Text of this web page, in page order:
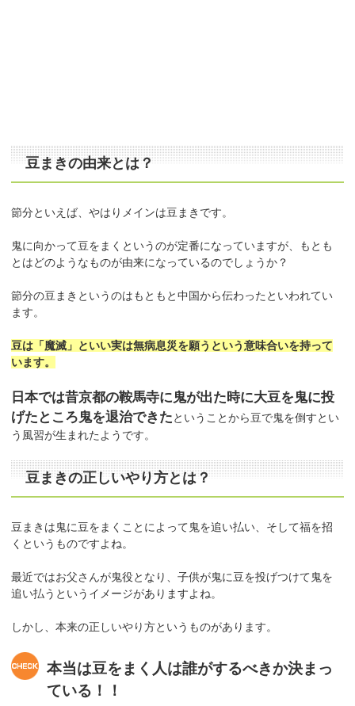
豆まきの由来とは？
節分といえば、やはりメインは豆まきです。
鬼に向かって豆をまくというのが定番になっていますが、もとも
とはどのようなものが由来になっているのでしょうか？
節分の豆まきというのはもともと中国から伝わったといわれてい
ます。
豆は「魔滅」といい実は無病息災を願うという意味合いを持って
います。
日本では昔京都の鞍馬寺に鬼が出た時に大豆を鬼に投
げたところ鬼を退治できたということから豆で鬼を倒すとい
う風習が生まれたようです。
豆まきの正しいやり方とは？
豆まきは鬼に豆をまくことによって鬼を追い払い、そして福を招
くというものですよね。
最近ではお父さんが鬼役となり、子供が鬼に豆を投げつけて鬼を
追い払うというイメージがありますよね。
しかし、本来の正しいやり方というものがあります。
本当は豆をまく人は誰がするべきか決まっ
ている！！